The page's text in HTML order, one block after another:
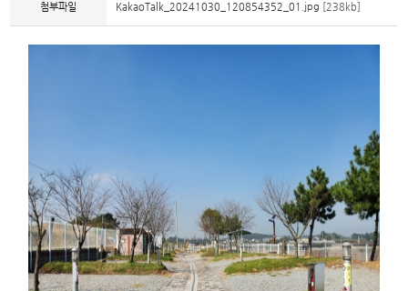
첨부파일 KakaoTalk_20241030_120854352_01.jpg [238kb]